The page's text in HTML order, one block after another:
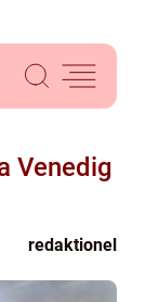
Venedig
redaktionel